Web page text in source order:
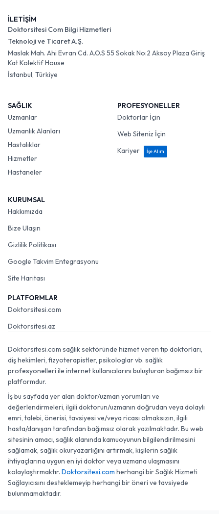
İLETİŞİM
Doktorsitesi Com Bilgi Hizmetleri
Teknoloji ve Ticaret A.Ş.
Maslak Mah. Ahi Evran Cd. A.O.S 55 Sokak No:2 Aksoy Plaza Giriş
Kat Kolektif House
İstanbul, Türkiye
SAĞLIK
Uzmanlar
Uzmanlık Alanları
Hastalıklar
Hizmetler
Hastaneler
PROFESYONELLER
Doktorlar İçin
Web Siteniz İçin
Kariyer
İşe Alım
KURUMSAL
Hakkımızda
Bize Ulaşın
Gizlilik Politikası
Google Takvim Entegrasyonu
Site Haritası
PLATFORMLAR
Doktorsitesi.com
Doktorsitesi.az
Doktorsitesi.com sağlık sektöründe hizmet veren tıp doktorları,
diş hekimleri, fizyoterapistler, psikologlar vb. sağlık
profesyonelleri ile internet kullanıcılarını buluşturan bağımsız bir
platformdur.
İş bu sayfada yer alan doktor/uzman yorumları ve
değerlendirmeleri, ilgili doktorun/uzmanın doğrudan veya dolaylı
emri, talebi, önerisi, tavsiyesi ve/veya ricası olmaksızın, ilgili
hasta/danışan tarafından bağımsız olarak yazılmaktadır. Bu web
sitesinin amacı, sağlık alanında kamuoyunun bilgilendirilmesini
sağlamak, sağlık okuryazarlığını artırmak, kişilerin sağlık
ihtiyaçlarına uygun en iyi doktor veya uzmana ulaşmasını
kolaylaştırmaktır. Doktorsitesi.com herhangi bir Sağlık Hizmeti
Sağlayıcısını desteklemeyip herhangi bir öneri ve tavsiyede
bulunmamaktadır.